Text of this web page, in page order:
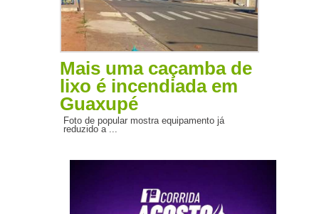
Mais uma caçamba de
lixo é incendiada em
Guaxupé
Foto de popular mostra equipamento já
reduzido a ...